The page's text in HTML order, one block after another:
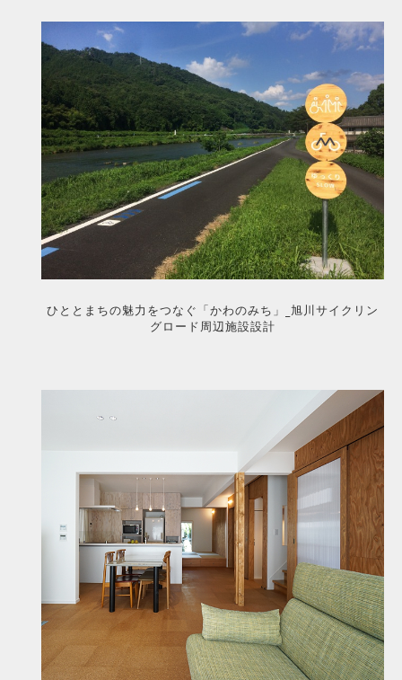
ひととまちの魅力をつなぐ「かわのみち」_旭川サイクリン
グロード周辺施設設計